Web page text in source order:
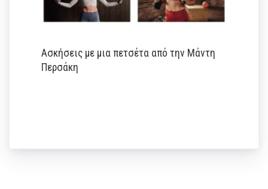
Ασκήσεις με μια πετσέτα από την Μάντη
Περσάκη